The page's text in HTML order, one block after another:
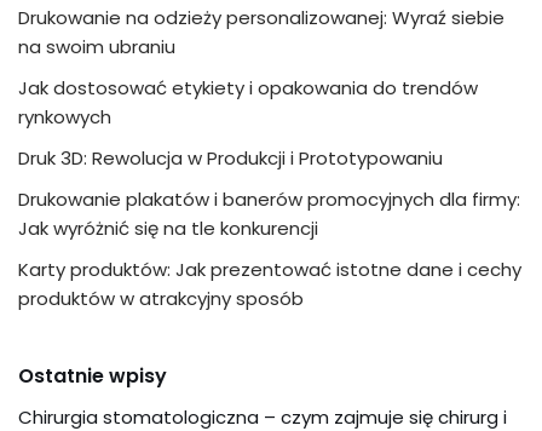
Drukowanie na odzieży personalizowanej: Wyraź siebie
na swoim ubraniu
Jak dostosować etykiety i opakowania do trendów
rynkowych
Druk 3D: Rewolucja w Produkcji i Prototypowaniu
Drukowanie plakatów i banerów promocyjnych dla firmy:
Jak wyróżnić się na tle konkurencji
Karty produktów: Jak prezentować istotne dane i cechy
produktów w atrakcyjny sposób
Ostatnie wpisy
Chirurgia stomatologiczna – czym zajmuje się chirurg i